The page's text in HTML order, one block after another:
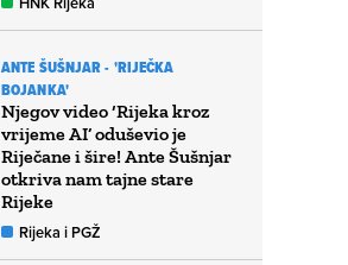
ANTE ŠUŠNJAR - 'RIJEČKA
BOJANKA'
Njegov video ‘Rijeka kroz
vrijeme AI’ oduševio je
Riječane i šire! Ante Šušnjar
otkriva nam tajne stare
Rijeke
Rijeka i PGŽ